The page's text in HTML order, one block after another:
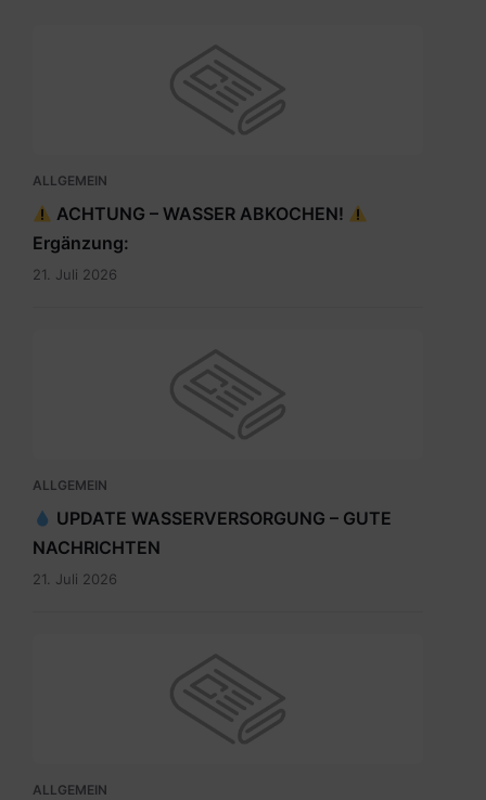
ALLGEMEIN
ACHTUNG – WASSER ABKOCHEN!
Ergänzung:
21. Juli 2026
ALLGEMEIN
UPDATE WASSERVERSORGUNG – GUTE
NACHRICHTEN
21. Juli 2026
ALLGEMEIN